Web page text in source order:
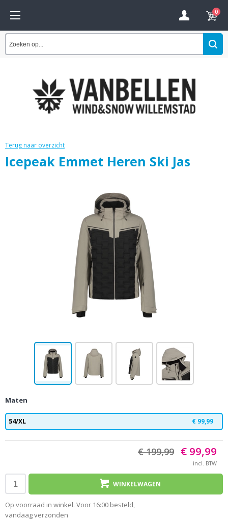
0
Terug naar overzicht
Icepeak Emmet Heren Ski Jas
Maten
54/XL € 99,99
€ 199,99 € 99,99
incl. BTW
WINKELWAGEN
Op voorraad in winkel. Voor 16:00 besteld,
vandaag verzonden